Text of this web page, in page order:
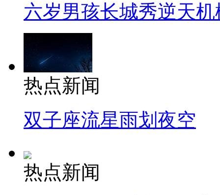
六岁男孩长城秀逆天机
热点新闻
双子座流星雨划夜空
热点新闻